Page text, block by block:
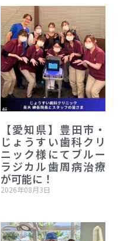
【愛知県】豊田市・
じょうすい歯科クリ
ニック様にてブルー
ラジカル歯周病治療
が可能に！
2026年08月3日